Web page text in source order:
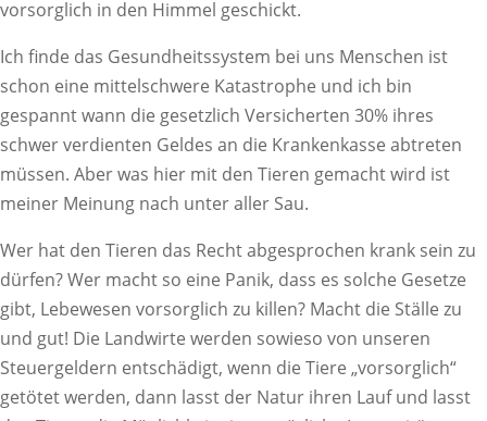
vorsorglich in den Himmel geschickt.
Ich finde das Gesundheitssystem bei uns Menschen ist
schon eine mittelschwere Katastrophe und ich bin
gespannt wann die gesetzlich Versicherten 30% ihres
schwer verdienten Geldes an die Krankenkasse abtreten
müssen. Aber was hier mit den Tieren gemacht wird ist
meiner Meinung nach unter aller Sau.
Wer hat den Tieren das Recht abgesprochen krank sein zu
dürfen? Wer macht so eine Panik, dass es solche Gesetze
gibt, Lebewesen vorsorglich zu killen? Macht die Ställe zu
und gut! Die Landwirte werden sowieso von unseren
Steuergeldern entschädigt, wenn die Tiere „vorsorglich“
getötet werden, dann lasst der Natur ihren Lauf und lasst